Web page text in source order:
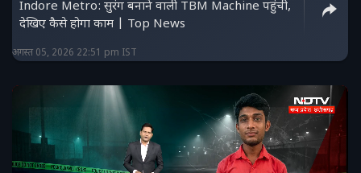
Indore Metro: सुरंग बनाने वाली TBM Machine पहुंची,
देखिए कैसे होगा काम | Top News
अगस्त 05, 2026 22:51 pm IST